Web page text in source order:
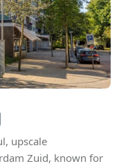
upscale
Zuid, known for